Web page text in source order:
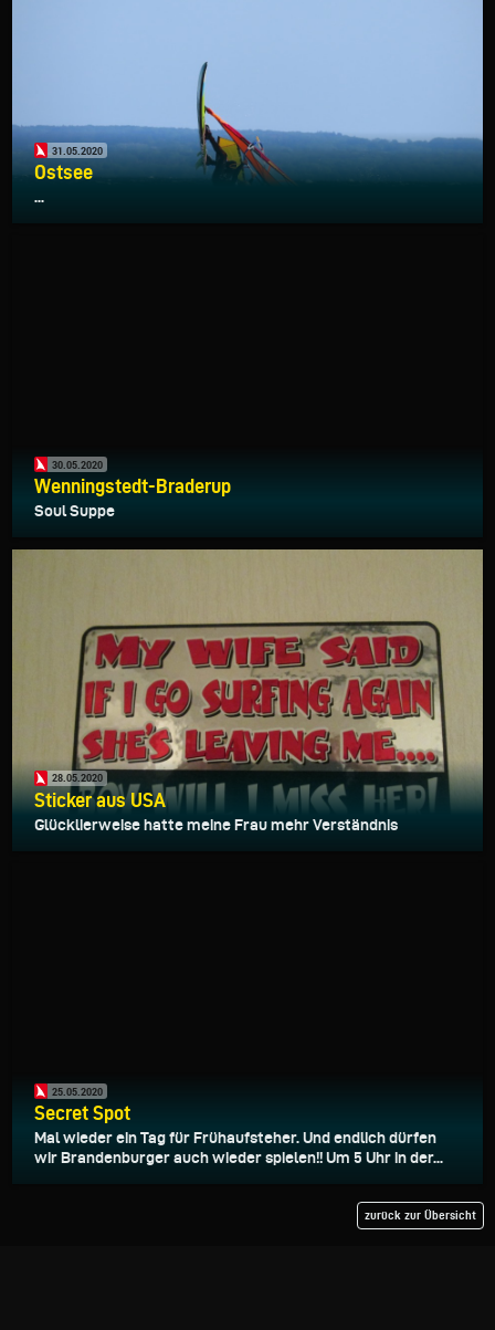
31.05.2020
Ostsee
...
30.05.2020
Wenningstedt-Braderup
Soul Suppe
28.05.2020
Sticker aus USA
Glücklierweise hatte meine Frau mehr Verständnis
25.05.2020
Secret Spot
Mal wieder ein Tag für Frühaufsteher. Und endlich dürfen
wir Brandenburger auch wieder spielen!! Um 5 Uhr in der...
zurück zur Übersicht